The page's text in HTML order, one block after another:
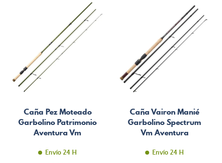
Caña Pez Moteado
Garbolino Patrimonio
Aventura Vm
Envío 24 H
Caña Vairon Manié
Garbolino Spectrum
Vm Aventura
Envío 24 H